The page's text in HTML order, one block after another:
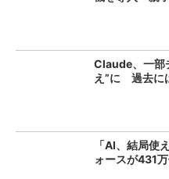
Claude、一部
え”に 過去に
「AI、結局
ォースが431